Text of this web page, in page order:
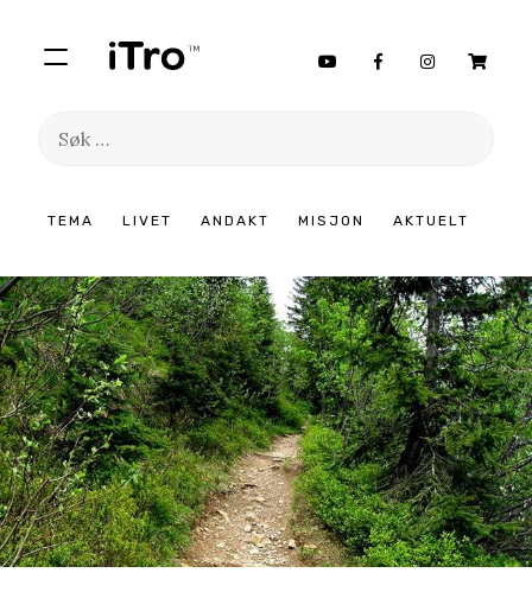
TEMA LIVET ANDAKT MISJON AKTUELT
Søk
innhold